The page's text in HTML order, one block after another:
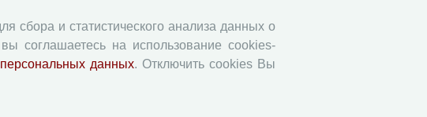
Экономические и социальные перемены
Проблемы развития территории
сбора и статистического анализа данных о
соглашаетесь на использование cookies-
данных. Отключить cookies Вы